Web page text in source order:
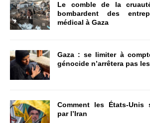
Le comble de la
bombardent des
médical à Gaza
Gaza : se limiter à
génocide n’arrêtera pas
Comment les États-Unis
par l’Iran